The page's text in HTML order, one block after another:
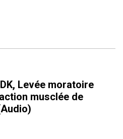
Levée moratoire
musclée de